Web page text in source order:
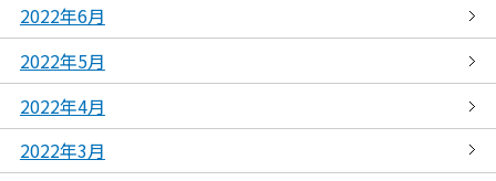
2022年6月
2022年5月
2022年4月
2022年3月